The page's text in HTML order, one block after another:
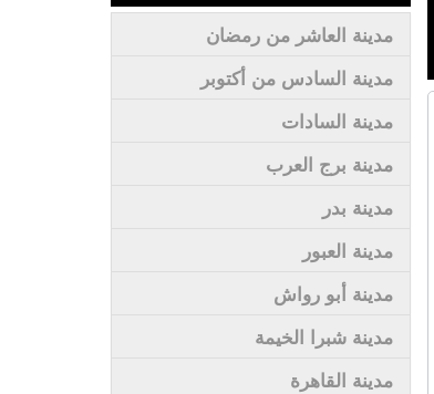
مدينة العاشر من رمضان
مدينة السادس من أكتوبر
مدينة السادات
مدينة برج العرب
مدينة بدر
مدينة العبور
مدينة أبو رواش
مدينة شبرا الخيمة
مدينة القاهرة